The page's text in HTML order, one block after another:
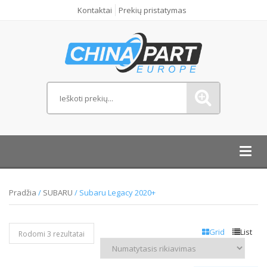
Kontaktai Prekių pristatymas
Pradžia / SUBARU / Subaru Legacy 2020+
Grid List
Rodomi 3 rezultatai